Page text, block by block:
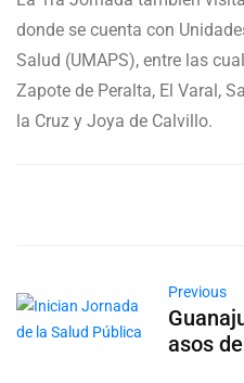
donde se cuenta con
Salud (UMAPS), entre las
Zapote de Peralta, El Varal,
la Cruz y Joya de Calvillo.
Previous
asos